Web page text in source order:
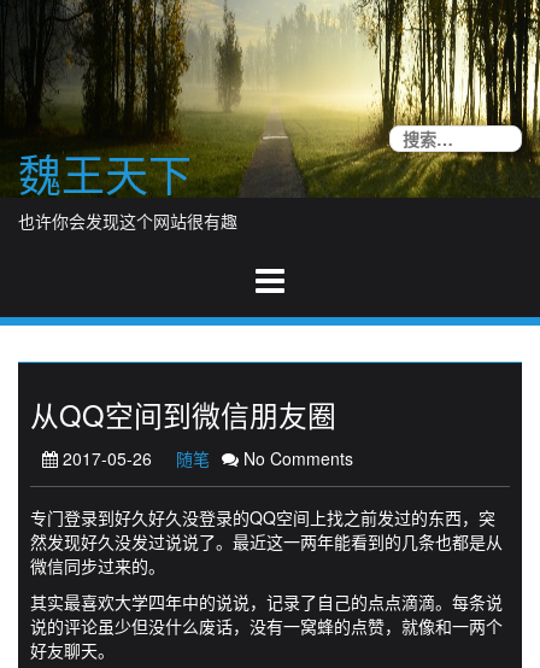
content
魏王天下
也许你会发现这个网站很有趣
搜
从QQ空间到微信朋友圈
2017-05-26 随笔 No Comments
专门登录到好久好久没登录的QQ空间上找之前发过的东西，突
然发现好久没发过说说了。最近这一两年能看到的几条也都是从
微信同步过来的。
其实最喜欢大学四年中的说说，记录了自己的点点滴滴。每条说
说的评论虽少但没什么废话，没有一窝蜂的点赞，就像和一两个
好友聊天。